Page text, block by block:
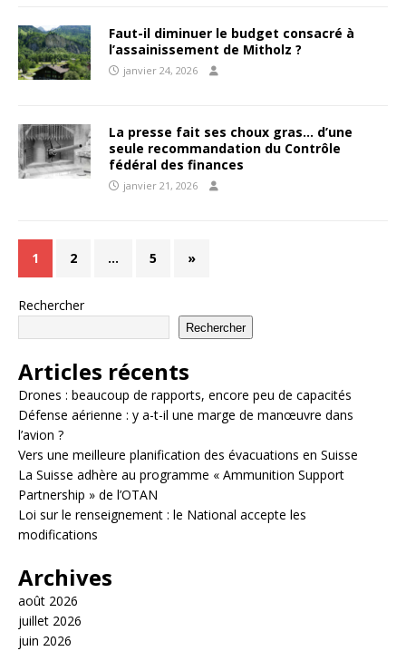
Faut-il diminuer le budget consacré à
l’assainissement de Mitholz ?
janvier 24, 2026
La presse fait ses choux gras… d’une
seule recommandation du Contrôle
fédéral des finances
janvier 21, 2026
1 2 … 5 »
Rechercher
Rechercher
Articles récents
Drones : beaucoup de rapports, encore peu de capacités
Défense aérienne : y a-t-il une marge de manœuvre dans
l’avion ?
Vers une meilleure planification des évacuations en Suisse
La Suisse adhère au programme « Ammunition Support
Partnership » de l’OTAN
Loi sur le renseignement : le National accepte les
modifications
Archives
août 2026
juillet 2026
juin 2026